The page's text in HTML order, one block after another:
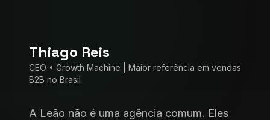
Thiago Reis
CEO • Growth Machine | Maior referência em vendas
B2B no Brasil
A Leão não é uma agência comum. Eles